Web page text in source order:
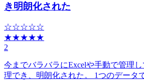
き明朗化された
☆☆☆☆☆
★★★★★
2
今までバラバラにExcelや手動で管理
理でき、明朗化された。 1つのデータ